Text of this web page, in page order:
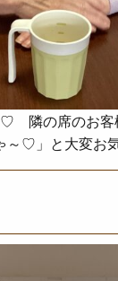
♡ 隣の席のお
～♡」と大変お